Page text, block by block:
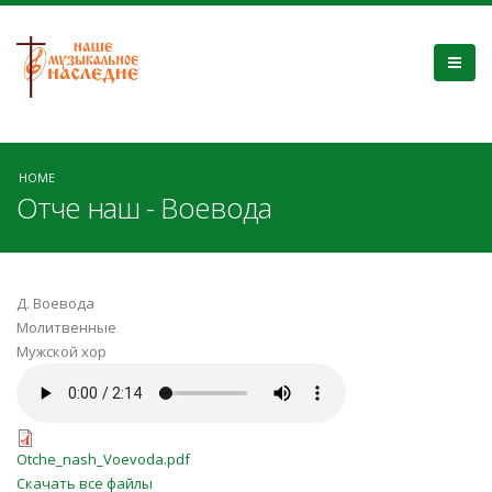
HOME
Отче наш - Воевода
Д. Воевода
Молитвенные
Мужской хор
Otche_nash_Voevoda.mp3
Otche_nash_Voevoda.pdf
Otche_nash_Voevoda.pdf
Скачать все файлы